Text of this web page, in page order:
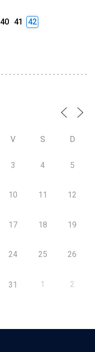
40 41 42
V S D
3 4 5
10 11 12
17 18 19
24 25 26
31 1 2